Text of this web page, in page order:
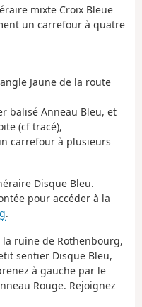
mixte Croix Bleue
un carrefour à quatre
Jaune de la route
balisé Anneau Bleu, et
(cf tracé),
carrefour à plusieurs
Disque Bleu.
pour accéder à la
.
ruine de Rothenbourg,
sentier Disque Bleu,
à gauche par le
Rouge. Rejoignez